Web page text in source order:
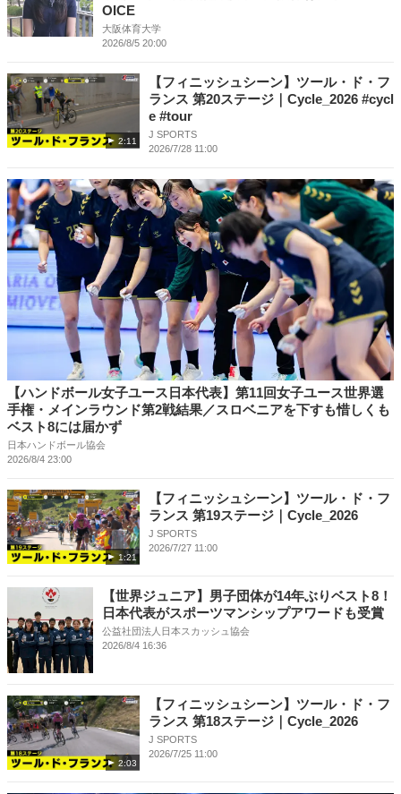
OICE
大阪体育大学
2026/8/5 20:00
2:11
【フィニッシュシーン】ツール・ド・フ
ランス 第20ステージ｜Cycle_2026 #cycl
e #tour
J SPORTS
2026/7/28 11:00
【ハンドボール女子ユース日本代表】第11回女子ユース世界選
手権・メインラウンド第2戦結果／スロベニアを下すも惜しくも
ベスト8には届かず
日本ハンドボール協会
2026/8/4 23:00
1:21
【フィニッシュシーン】ツール・ド・フ
ランス 第19ステージ｜Cycle_2026
J SPORTS
2026/7/27 11:00
【世界ジュニア】男子団体が14年ぶりベスト8！
日本代表がスポーツマンシップアワードも受賞
公益社団法人日本スカッシュ協会
2026/8/4 16:36
2:03
【フィニッシュシーン】ツール・ド・フ
ランス 第18ステージ｜Cycle_2026
J SPORTS
2026/7/25 11:00